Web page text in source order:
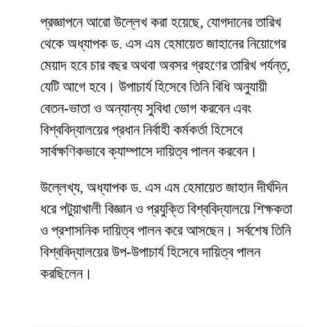
প্রজ্ঞাপনে আরো উল্লেখ করা হয়েছে, যোগদানের তারিখ
থেকে অধ্যাপক ড. এস এম হেমায়েত জাহানের নিয়োগের
মেয়াদ হবে চার বছর অথবা অবসর গ্রহণের তারিখ পর্যন্ত,
যেটি আগে হবে। উপাচার্য হিসেবে তিনি বিধি অনুযায়ী
বেতন-ভাতা ও অন্যান্য সুবিধা ভোগ করবেন এবং
বিশ্ববিদ্যালয়ের প্রধান নির্বাহী কর্মকর্তা হিসেবে
সার্বক্ষণিকভাবে ক্যাম্পাসে দায়িত্ব পালন করবেন।
উল্লেখ্য, অধ্যাপক ড. এস এম হেমায়েত জাহান দীর্ঘদিন
ধরে পটুয়াখালী বিজ্ঞান ও প্রযুক্তি বিশ্ববিদ্যালয়ে শিক্ষকতা
ও প্রশাসনিক দায়িত্ব পালন করে আসছেন। সর্বশেষ তিনি
বিশ্ববিদ্যালয়ের উপ-উপাচার্য হিসেবে দায়িত্ব পালন
করছিলেন।